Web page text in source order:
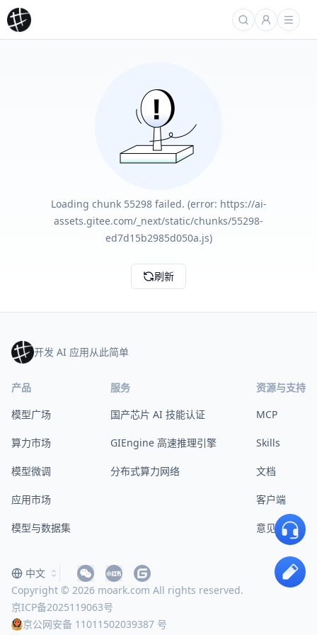
Loading chunk 55298 failed. (error: https://ai-
assets.gitee.com/_next/static/chunks/55298-
ed7d15b2985d050a.js)
刷新
开发 AI 应用从此简单
产品
模型广场
算力市场
模型微调
应用市场
模型与数据集
服务
国产芯片 AI 技能认证
GIEngine 高速推理引擎
分布式算力网络
资源与支持
MCP
Skills
文档
客户端
意见反馈
Copyright © 2026 moark.com All rights reserved.
京ICP备2025119063号
京公网安备 11011502039387 号
中文